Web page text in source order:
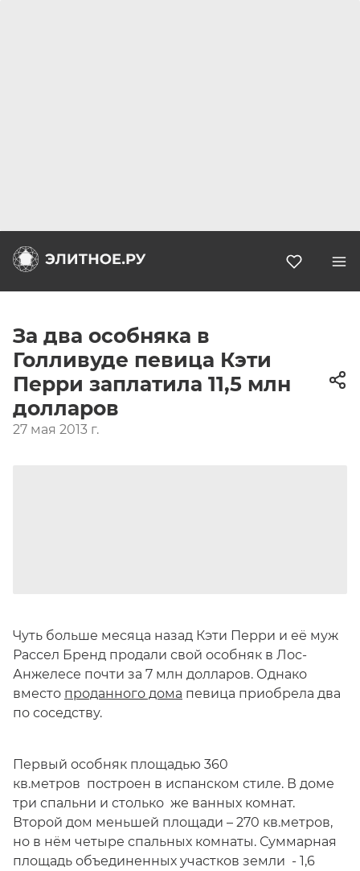
За два особняка в
Голливуде певица Кэти
Перри заплатила 11,5 млн
долларов
27 мая 2013 г.
Чуть больше месяца назад Кэти Перри и её муж
Рассел Бренд продали свой особняк в Лос-
Анжелесе почти за 7 млн долларов. Однако
вместо проданного дома певица приобрела два
по соседству.
Первый особняк площадью 360
кв.метров построен в испанском стиле. В доме
три спальни и столько же ванных комнат.
Второй дом меньшей площади – 270 кв.метров,
но в нём четыре спальных комнаты. Суммарная
площадь объединенных участков земли - 1,6